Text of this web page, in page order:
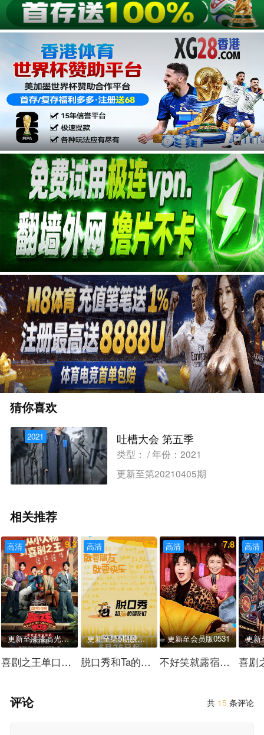
广告
广告
猜你喜欢
2021 吐槽大会 第五季
类型： / 年份：2021
更新至第20210405期
相关推荐
高清 9.3
更新至漆漆高光纯享
喜剧之王单口季 第三季
高清 5.7
更新至第5期脱友日记
脱口秀和Ta的朋友们 第三季
高清 7.8
更新至会员版0531
不好笑就露宿街头
高清
共 15 条评论
评论